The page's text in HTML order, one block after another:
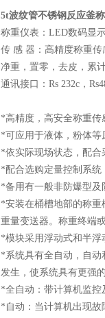
5t波纹管不锈钢反应釜
称重仪表：LED数码显
传 感 器：高精度称重
净重，置零，去皮，累
通讯接口：Rs 232c，
*高精度，高安全称重
*可应用于液体，粉体
*依实际现场状态，配合
*配合选购定量控制系
*备用有一般非防爆型及
*安装在桶槽地部的称
重量变送器。称重终端
*模块采用浮动式和半
*系统具有全自动，自
发生，使系统具有更强
*全自动：带计算机监
*自动：当计算机出现